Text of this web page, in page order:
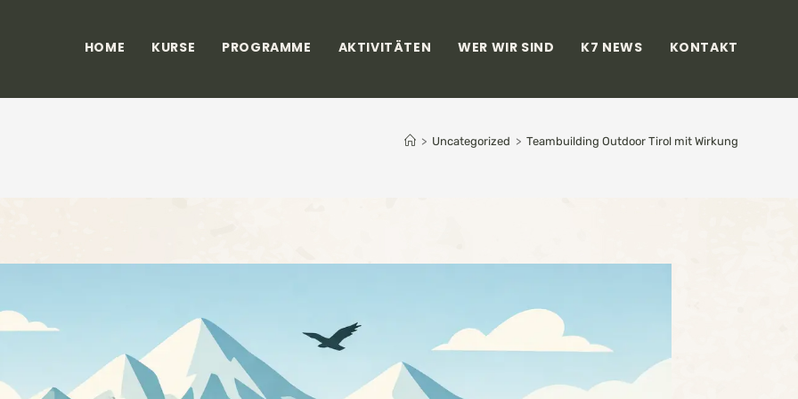
HOME KURSE PROGRAMME AKTIVITÄTEN WER WIR SIND K7 NEWS KONTAKT
> Uncategorized > Teambuilding Outdoor Tirol mit Wirkung